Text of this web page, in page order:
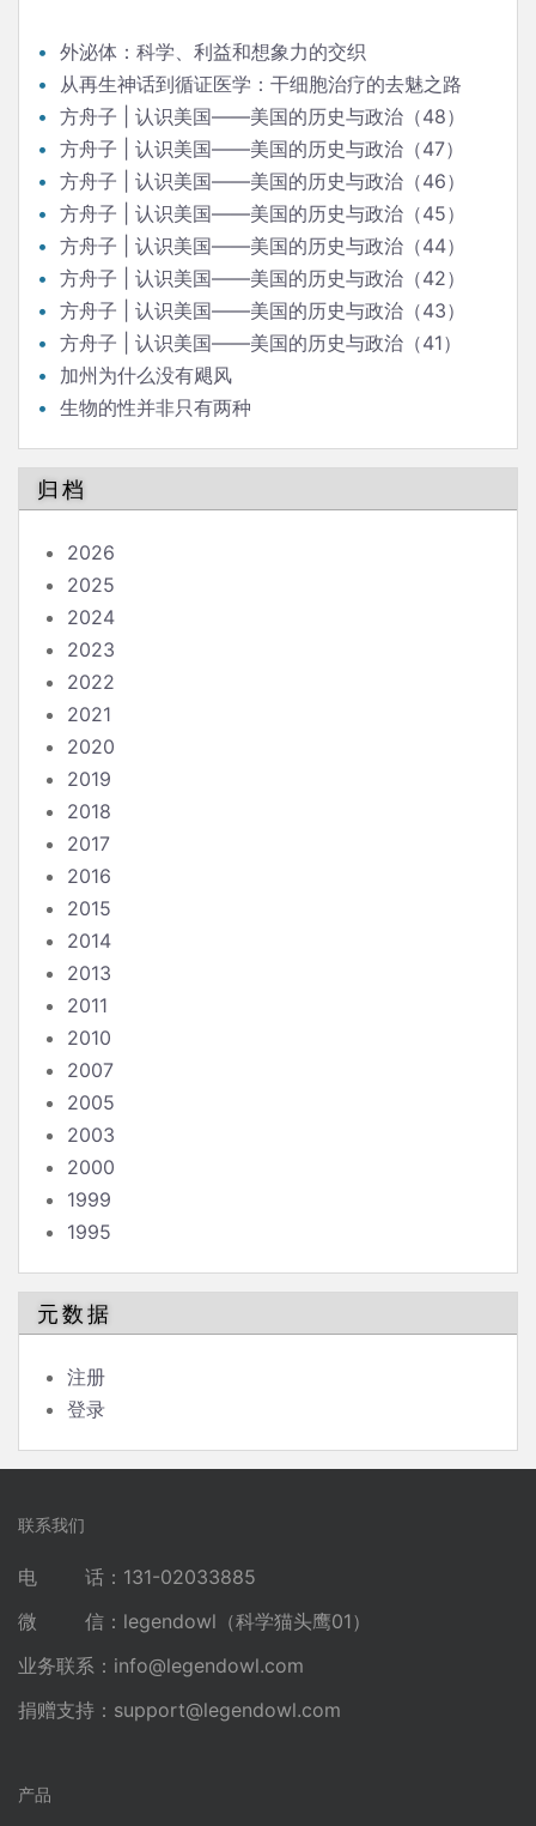
外泌体：科学、利益和想象力的交织
从再生神话到循证医学：干细胞治疗的去魅之路
方舟子 | 认识美国——美国的历史与政治（48）
方舟子 | 认识美国——美国的历史与政治（47）
方舟子 | 认识美国——美国的历史与政治（46）
方舟子 | 认识美国——美国的历史与政治（45）
方舟子 | 认识美国——美国的历史与政治（44）
方舟子 | 认识美国——美国的历史与政治（42）
方舟子 | 认识美国——美国的历史与政治（43）
方舟子 | 认识美国——美国的历史与政治（41）
加州为什么没有飓风
生物的性并非只有两种
归档
2026
2025
2024
2023
2022
2021
2020
2019
2018
2017
2016
2015
2014
2013
2011
2010
2007
2005
2003
2000
1999
1995
元数据
注册
登录
联系我们
电 话：131-02033885
微 信：legendowl（科学猫头鹰01）
业务联系： info@legendowl.com
捐赠支持： support@legendowl.com
产品